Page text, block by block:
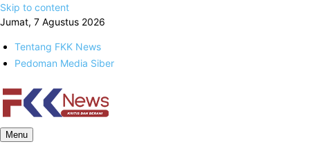
Skip to content
Jumat, 7 Agustus 2026
Tentang FKK News
Pedoman Media Siber
FKK News
Menu